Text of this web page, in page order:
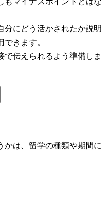
分にどう活かされたか説明
きます。
で伝えられるよう準備しま
かは、留学の種類や期間に